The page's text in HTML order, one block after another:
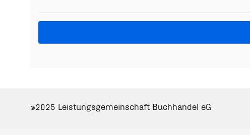
©2025 Leistungsgemeinschaft Buchhandel eG